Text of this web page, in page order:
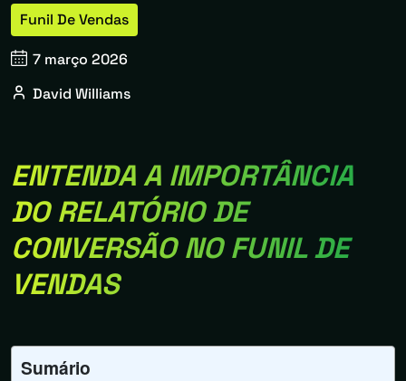
Funil De Vendas
7 março 2026
David Williams
ENTENDA A IMPORTÂNCIA
DO RELATÓRIO DE
CONVERSÃO NO FUNIL DE
VENDAS
Sumário